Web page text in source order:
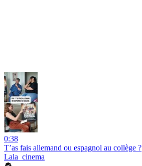
0:38
T’as fais allemand ou espagnol au collège ?
Lala_cinema